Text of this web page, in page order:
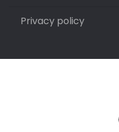
Privacy policy